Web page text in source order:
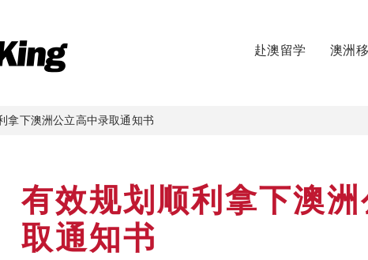
赴澳留学 澳洲
拿下澳洲公立高中录取通知书
有效规划顺利拿下澳
取通知书